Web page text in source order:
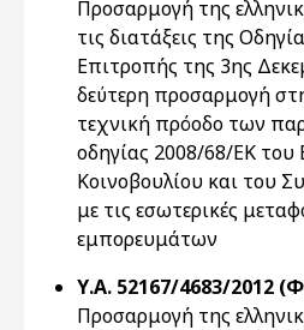
Προσαρμογή της
τις διατάξεις της
Επιτροπής της 3ης
δεύτερη προσαρμογή
τεχνική πρόοδο των
οδηγίας 2008/68/ΕΚ του
Κοινοβουλίου και του
με τις εσωτερικές
εμπορευμάτων
Υ.Α. 52167/4683/2012
Προσαρμογή της